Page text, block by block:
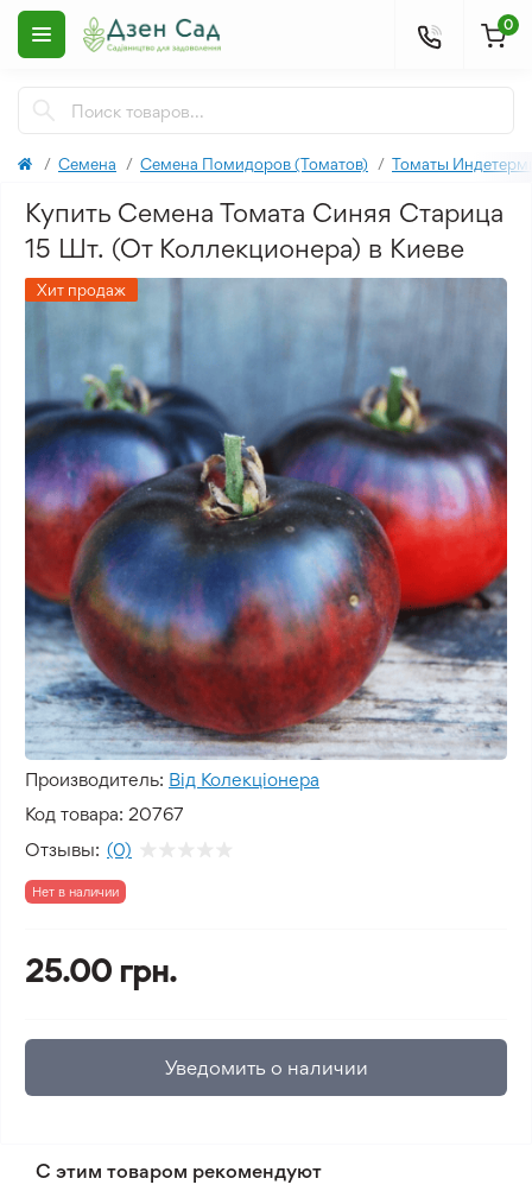
0
Семена Семена Помидоров (Томатов) Томаты
Купить Семена Томата Синяя Старица
15 Шт. (От Коллекционера) в Киеве
Хит продаж
Производитель: Від Колекціонера
Код товара: 20767
Отзывы: (0)
Нет в наличии
25.00 грн.
Уведомить о наличии
С этим товаром рекомендуют